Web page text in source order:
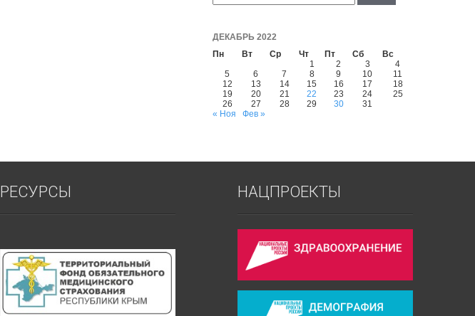
ДЕКАБРЬ 2022
Пн
Вт Ср Чт Пт Сб
Вс
1
2 3
4
5
6 7 8 9 10
11
12
13 14 15 16 17
18
19
20 21 22 23 24
25
26
27 28 29 30
31
« Ноя
Фев »
РЕСУРСЫ НАЦПРОЕКТЫ